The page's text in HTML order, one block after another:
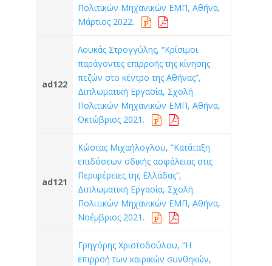
Πολιτικών Μηχανικών ΕΜΠ, Αθήνα,
Μάρτιος 2022.
ad122
Λουκάς Στρογγύλης, “Κρίσιμοι
παράγοντες επιρροής της κίνησης
πεζών στο κέντρο της Αθήνας”,
Διπλωματική Εργασία, Σχολή
Πολιτικών Μηχανικών ΕΜΠ, Αθήνα,
Οκτώβριος 2021.
ad121
Κώστας Μιχαήλογλου, “Κατάταξη
επιδόσεων οδικής ασφάλειας στις
Περιφέρειες της Ελλάδας”,
Διπλωματική Εργασία, Σχολή
Πολιτικών Μηχανικών ΕΜΠ, Αθήνα,
Νοέμβριος 2021.
Γρηγόρης Χριστοδούλου, “Η
επιρροή των καιρικών συνθηκών,